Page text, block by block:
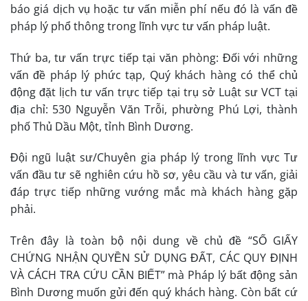
báo giá dịch vụ hoặc tư vấn miễn phí nếu đó là vấn đề
pháp lý phổ thông trong lĩnh vực tư vấn pháp luật.
Thứ ba, tư vấn trực tiếp tại văn phòng: Đối với những
vấn đề pháp lý phức tạp, Quý khách hàng có thể chủ
động đặt lịch tư vấn trực tiếp tại trụ sở Luật sư VCT tại
địa chỉ: 530 Nguyễn Văn Trỗi, phường Phú Lợi, thành
phố Thủ Dầu Một, tỉnh Bình Dương.
Đội ngũ luật sư/Chuyên gia pháp lý trong lĩnh vực Tư
vấn đầu tư sẽ nghiên cứu hồ sơ, yêu cầu và tư vấn, giải
đáp trực tiếp những vướng mắc mà khách hàng gặp
phải.
Trên đây là toàn bộ nội dung về chủ đề “SỐ GIẤY
CHỨNG NHẬN QUYỀN SỬ DỤNG ĐẤT, CÁC QUY ĐỊNH
VÀ CÁCH TRA CỨU CẦN BIẾT” mà Pháp lý bất động sản
Bình Dương muốn gửi đến quý khách hàng. Còn bất cứ